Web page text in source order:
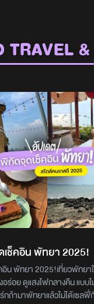
TRAVEL
ช็คอิน พัทยา 2025!
น พัทยา 2025!เที่ยวพัทย
ร่อย ดูแสงไฟกลางคืน แบบไ
ถ้ามาพัทยาแล้วไม่ได้เซลฟี่